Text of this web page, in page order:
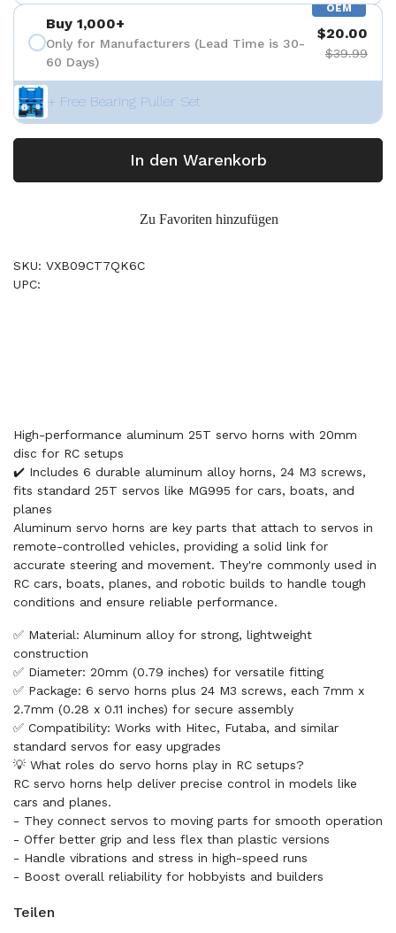
OEM
Buy 1,000+
Only for Manufacturers (Lead Time is 30-
60 Days)
$20.00
$39.99
+ Free Bearing Puller Set
In den Warenkorb
Zu Favoriten hinzufügen
SKU: VXB09CT7QK6C
UPC:
High-performance aluminum 25T servo horns with 20mm
disc for RC setups
✔️ Includes 6 durable aluminum alloy horns, 24 M3 screws,
fits standard 25T servos like MG995 for cars, boats, and
planes
Aluminum servo horns are key parts that attach to servos in
remote-controlled vehicles, providing a solid link for
accurate steering and movement. They're commonly used in
RC cars, boats, planes, and robotic builds to handle tough
conditions and ensure reliable performance.
✅ Material: Aluminum alloy for strong, lightweight
construction
✅ Diameter: 20mm (0.79 inches) for versatile fitting
✅ Package: 6 servo horns plus 24 M3 screws, each 7mm x
2.7mm (0.28 x 0.11 inches) for secure assembly
✅ Compatibility: Works with Hitec, Futaba, and similar
standard servos for easy upgrades
💡 What roles do servo horns play in RC setups?
RC servo horns help deliver precise control in models like
cars and planes.
- They connect servos to moving parts for smooth operation
- Offer better grip and less flex than plastic versions
- Handle vibrations and stress in high-speed runs
- Boost overall reliability for hobbyists and builders
Teilen